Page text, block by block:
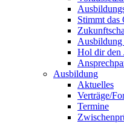
Stimmt das
Hol dir den
Ausbildung
Aktuelles
Verträge/
Termine